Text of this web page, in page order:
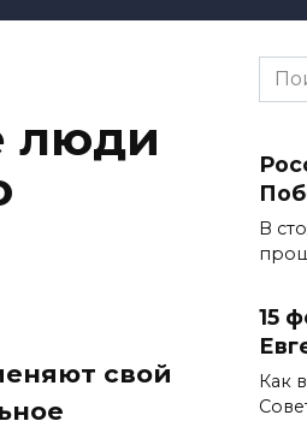
люди
свой
for:
В
15
Как